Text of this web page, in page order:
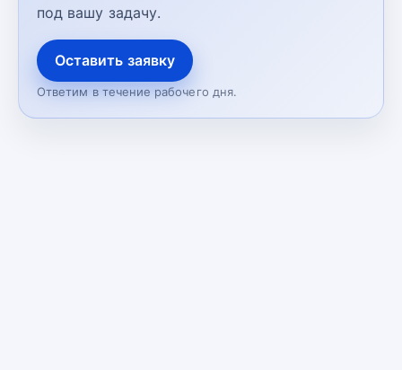
под вашу задачу.
Оставить заявку
Ответим в течение рабочего дня.